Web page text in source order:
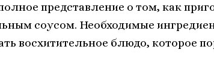
представление о том, как
соусом. Необходимые
восхитительное блюдо, которое